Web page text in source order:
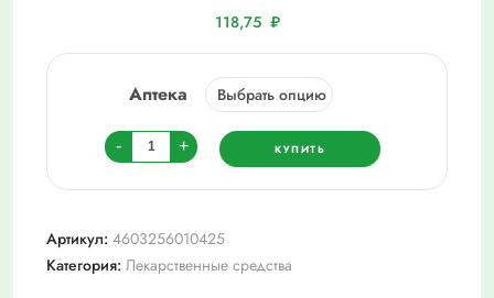
118,75 ₽
Аптека
-
Количество
товара
Меновазин
флак
с
+ КУПИТЬ
Артикул: 4603256010425
Категория: Лекарственные средства